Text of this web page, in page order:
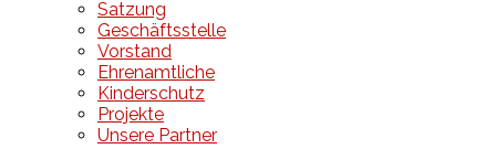
Satzung
Geschäftsstelle
Vorstand
Ehrenamtliche
Kinderschutz
Projekte
Unsere Partner